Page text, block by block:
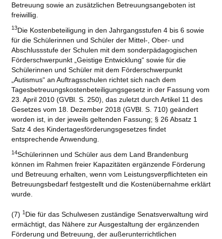
Betreuung sowie an zusätzlichen Betreuungsangeboten ist
freiwillig.
13Die Kostenbeteiligung in den Jahrgangsstufen 4 bis 6 sowie
für die Schülerinnen und Schüler der Mittel-, Ober- und
Abschlussstufe der Schulen mit dem sonderpädagogischen
Förderschwerpunkt „Geistige Entwicklung“ sowie für die
Schülerinnen und Schüler mit dem Förderschwerpunkt
„Autismus“ an Auftragsschulen richtet sich nach dem
Tagesbetreuungskostenbeteiligungsgesetz in der Fassung vom
23. April 2010 (GVBl. S. 250), das zuletzt durch Artikel 11 des
Gesetzes vom 18. Dezember 2018 (GVBl. S. 710) geändert
worden ist, in der jeweils geltenden Fassung; § 26 Absatz 1
Satz 4 des Kindertagesförderungsgesetzes findet
entsprechende Anwendung.
14Schülerinnen und Schüler aus dem Land Brandenburg
können im Rahmen freier Kapazitäten ergänzende Förderung
und Betreuung erhalten, wenn vom Leistungsverpflichteten ein
Betreuungsbedarf festgestellt und die Kostenübernahme erklärt
wurde.
(7) 1Die für das Schulwesen zuständige Senatsverwaltung wird
ermächtigt, das Nähere zur Ausgestaltung der ergänzenden
Förderung und Betreuung, der außerunterrichtlichen